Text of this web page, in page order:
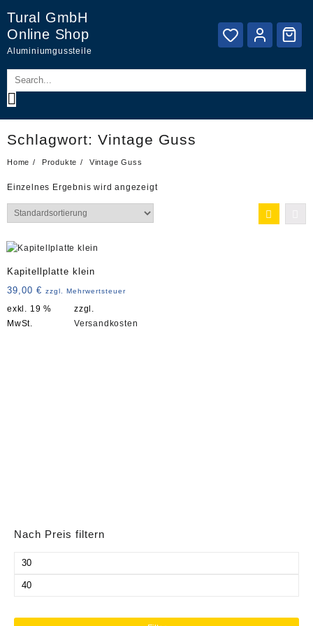
content
Tural GmbH
Online Shop
Aluminiumgussteile
Schlagwort: Vintage Guss
Home Produkte Vintage Guss
Einzelnes Ergebnis wird angezeigt
Kapitellplatte klein
39,00 € zzgl. Mehrwertsteuer
exkl. 19 %
MwSt.
zzgl.
Versandkosten
Nach Preis filtern
Min.
Max.